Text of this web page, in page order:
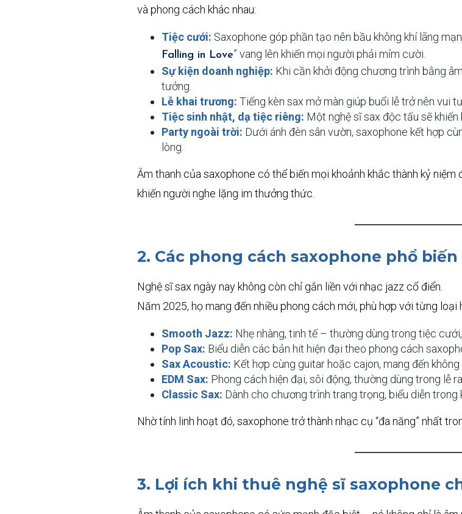
và phong cách khác nhau:
Tiệc cưới: Saxophone góp phần tạo nên bầu không khí lãng
Falling in Love” vang lên khiến mọi người phải mỉm cười.
Sự kiện doanh nghiệp: Khi cần khởi động chương trình bằng
tưởng.
Lễ khai trương: Tiếng kèn sax mở màn giúp buổi lễ trở nên vui
Tiệc sinh nhật, dạ tiệc riêng: Một nghệ sĩ sax độc tấu sẽ khiến
Party ngoài trời: Dưới ánh đèn sân vườn, saxophone kết hợp
lòng.
Âm thanh của saxophone có thể biến mọi khoảnh khắc thành kỷ
khiến người nghe lặng im thưởng thức.
2. Các phong cách saxophone phổ
Nghệ sĩ sax ngày nay không còn chỉ gắn liền với nhạc jazz cổ điển.
Năm 2025, họ mang đến nhiều phong cách mới, phù hợp với từng loại
Smooth Jazz: Nhẹ nhàng, tinh tế – thường dùng trong tiệc
Pop Sax: Biểu diễn các bản hit hiện đại theo phong cách
Sax Acoustic: Kết hợp cùng guitar hoặc cajon, mang đến
EDM Sax: Phong cách hiện đại, sôi động, thường dùng trong lễ
Classic Sax: Dành cho chương trình trang trọng, biểu diễn trong
Nhờ tính linh hoạt đó, saxophone trở thành nhạc cụ “đa năng” nhất
3. Lợi ích khi thuê nghệ sĩ saxophone